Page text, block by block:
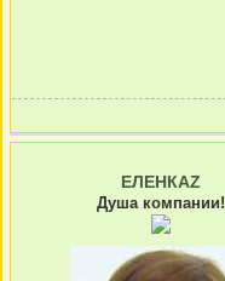
ЕЛЕНКАZ
Душа компании!